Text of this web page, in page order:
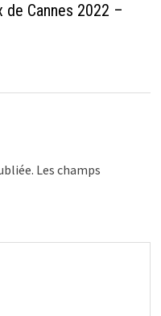
de Cannes 2022 –
Les champs